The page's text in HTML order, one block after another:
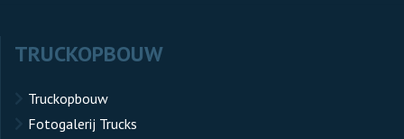
TRUCKOPBOUW
Truckopbouw
Fotogalerij Trucks